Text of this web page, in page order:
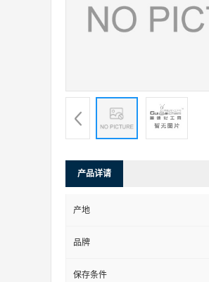
产品详请
产地
品牌
保存条件